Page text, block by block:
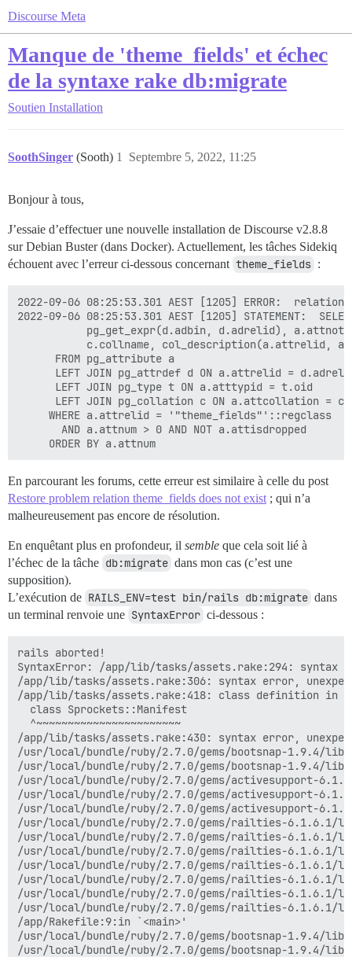
Discourse Meta
Manque de 'theme_fields' et échec
de la syntaxe rake db:migrate
Soutien Installation
SoothSinger (Sooth) Septembre 5, 2022, 11:25
1
Bonjour à tous,
J’essaie d’effectuer une nouvelle installation de Discourse v2.8.8
sur Debian Buster (dans Docker). Actuellement, les tâches Sidekiq
échouent avec l’erreur ci-dessous concernant theme_fields :
2022-09-06 08:25:53.301 AEST [1205] ERROR:
2022-09-06 08:25:53.301 AEST [1205] STATEMENT:
En parcourant les forums, cette erreur est similaire à celle du post
Restore problem relation theme_fields does not exist ; qui n’a
malheureusement pas encore de résolution.
En enquêtant plus en profondeur, il semble que cela soit lié à
l’échec de la tâche db:migrate dans mon cas (c’est une
supposition).
L’exécution de RAILS_ENV=test bin/rails db:migrate dans
un terminal renvoie une SyntaxError ci-dessous :
rails aborted!
SyntaxError: /app/lib/tasks/assets.rake:294:
/app/lib/tasks/assets.rake:306: syntax error,
/app/lib/tasks/assets.rake:418: class definition in
  class Sprockets::Manifest
  ^~~~~~~~~~~~~~~~~~~~~~~~
/app/lib/tasks/assets.rake:430: syntax error,
/usr/local/bundle/ruby/2.7.0/gems/bootsnap-1.9.4/
/usr/local/bundle/ruby/2.7.0/gems/bootsnap-1.9.4/
/usr/local/bundle/ruby/2.7.0/gems/activesupport-
/usr/local/bundle/ruby/2.7.0/gems/activesupport-
/usr/local/bundle/ruby/2.7.0/gems/activesupport-
/usr/local/bundle/ruby/2.7.0/gems/railties-6.1.6.1/
/usr/local/bundle/ruby/2.7.0/gems/railties-6.1.6.1/
/usr/local/bundle/ruby/2.7.0/gems/railties-6.1.6.1/
/usr/local/bundle/ruby/2.7.0/gems/railties-6.1.6.1/
/usr/local/bundle/ruby/2.7.0/gems/railties-6.1.6.1/
/usr/local/bundle/ruby/2.7.0/gems/railties-
/usr/local/bundle/ruby/2.7.0/gems/railties-
/app/Rakefile:9:in `<main>'
/usr/local/bundle/ruby/2.7.0/gems/bootsnap-1.9.4/
/usr/local/bundle/ruby/2.7.0/gems/bootsnap-1.9.4/